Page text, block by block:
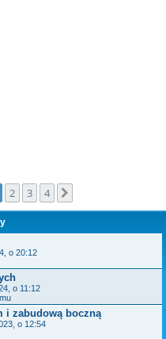
2 3 4
o 20:12
o 11:12
i zabudową boczną
o 12:54